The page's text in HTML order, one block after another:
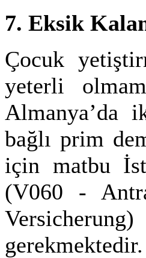
7. Eksik
Çocuk
yeterli
Almanya’da
bağlı prim
için matbu
(V060 -
gerekmektedir.